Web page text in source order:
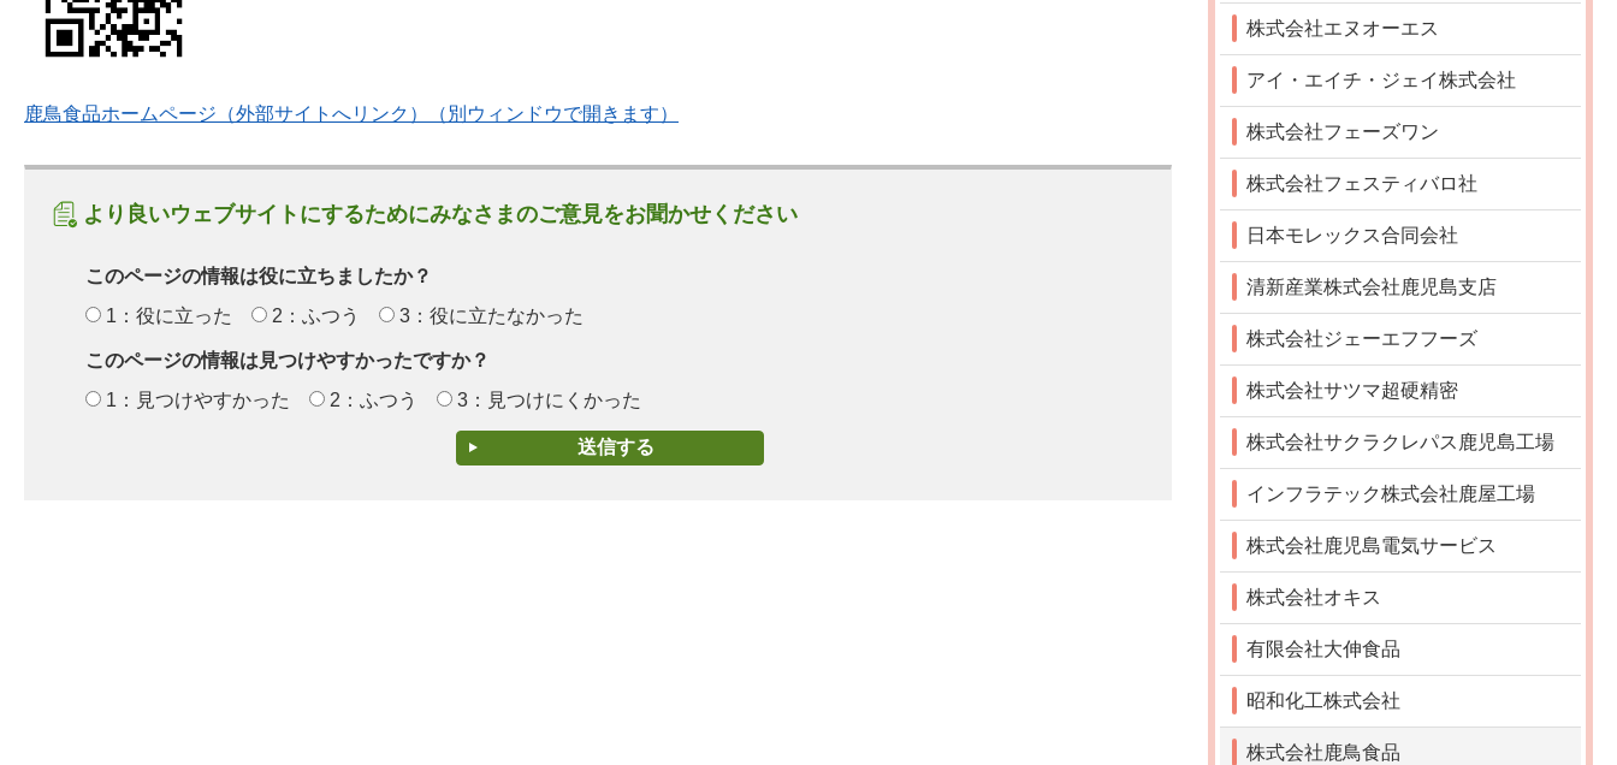
鹿鳥食品ホームページ（外部サイトへリンク）（別ウィンドウで開きます）
より良いウェブサイトにするためにみなさまのご意見をお聞かせください
このページの情報は役に立ちましたか？
1：役に立った
2：ふつう 3：役に立たなかった
このページの情報は見つけやすかったですか？
1：見つけやすかった
2：ふつう 3：見つけにくかった
株式会社エヌオーエス
アイ・エイチ・ジェイ株式会社
株式会社フェーズワン
株式会社フェスティバロ社
日本モレックス合同会社
清新産業株式会社鹿児島支店
株式会社ジェーエフフーズ
株式会社サツマ超硬精密
株式会社サクラクレパス鹿児島工場
インフラテック株式会社鹿屋工場
株式会社鹿児島電気サービス
株式会社オキス
有限会社大伸食品
昭和化工株式会社
株式会社鹿鳥食品